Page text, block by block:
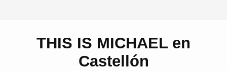
THIS IS MICHAEL en
Castellón